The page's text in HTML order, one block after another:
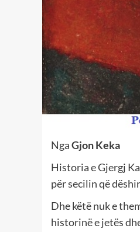
NgaGjon Keka
Historia e Gjergj
për secilin që
Dhe këtë nuk e
historinë e jetës